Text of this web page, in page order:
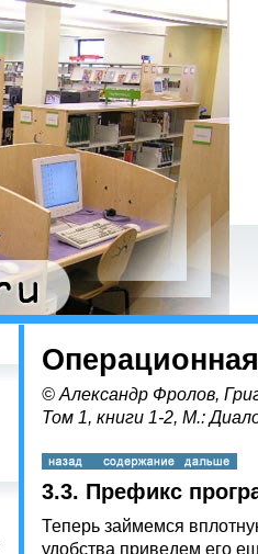
© Александр Фролов,
Том 1, книги 1-2, М.:
3.3. Префикс
Теперь займемся
удобства приведем его